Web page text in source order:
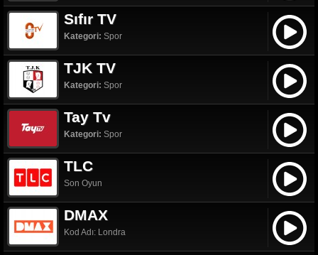
Sıfır TV
Kategori: Spor
TJK TV
Kategori: Spor
Tay Tv
Kategori: Spor
TLC
Son Oyun
DMAX
Kod Adı: Londra